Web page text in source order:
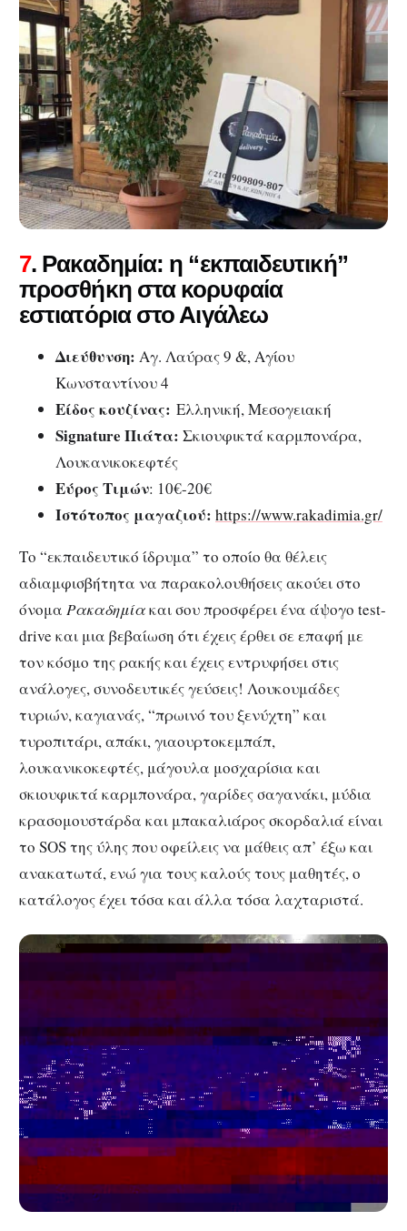
7. Ρακαδημία: η “εκπαιδευτική”
προσθήκη στα κορυφαία
εστιατόρια στο Αιγάλεω
Διεύθυνση: Αγ. Λαύρας 9 &, Αγίου
Κωνσταντίνου 4
Είδος κουζίνας: Ελληνική, Μεσογειακή
Signature Πιάτα: Σκιουφικτά καρμπονάρα,
Λουκανικοκεφτές
Εύρος Τιμών: 10€-20€
Ιστότοπος μαγαζιού: https://www.rakadimia.gr/
Το “εκπαιδευτικό ίδρυμα” το οποίο θα θέλεις
αδιαμφισβήτητα να παρακολουθήσεις ακούει στο
όνομα Ρακαδημίακαι σου προσφέρει ένα άψογο test-
drive και μια βεβαίωση ότι έχεις έρθει σε επαφή με
τον κόσμο της ρακής και έχεις εντρυφήσει στις
ανάλογες, συνοδευτικές γεύσεις! Λουκουμάδες
τυριών, καγιανάς, “πρωινό του ξενύχτη” και
τυροπιτάρι, απάκι, γιαουρτοκεμπάπ,
λουκανικοκεφτές, μάγουλα μοσχαρίσια και
σκιουφικτά καρμπονάρα, γαρίδες σαγανάκι, μύδια
κρασομουστάρδα και μπακαλιάρος σκορδαλιά είναι
το SOS της ύλης που οφείλεις να μάθεις απ’ έξω και
ανακατωτά, ενώ για τους καλούς τους μαθητές, ο
κατάλογος έχει τόσα και άλλα τόσα λαχταριστά.